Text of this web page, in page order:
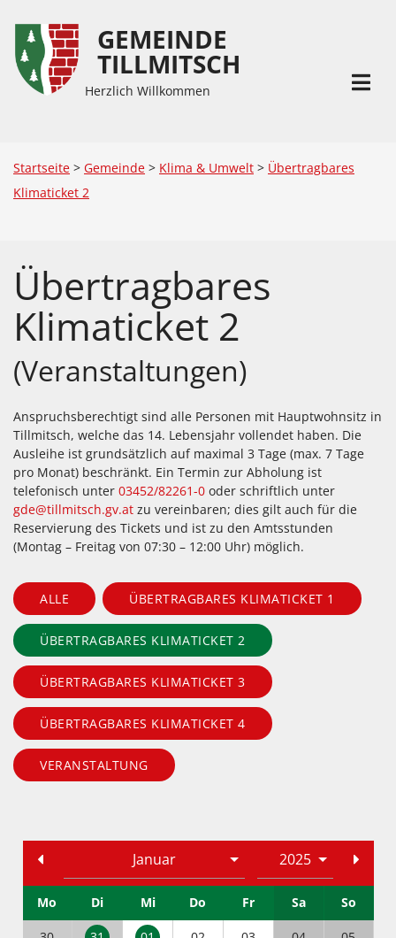
Inhalt
Accesskey
Hauptmenü
Accesskey
GEMEINDE
TILLMITSCH
Herzlich Willkommen
Startseite > Gemeinde > Klima & Umwelt > Übertragbares
Klimaticket 2
Übertragbares
Klimaticket 2
(Veranstaltungen)
Anspruchsberechtigt sind alle Personen mit Hauptwohnsitz in
Tillmitsch, welche das 14. Lebensjahr vollendet haben. Die
Ausleihe ist grundsätzlich auf maximal 3 Tage (max. 7 Tage
pro Monat) beschränkt. Ein Termin zur Abholung ist
telefonisch unter 03452/82261-0 oder schriftlich unter
gde@tillmitsch.gv.at zu vereinbaren; dies gilt auch für die
Reservierung des Tickets und ist zu den Amtsstunden
(Montag – Freitag von 07:30 – 12:00 Uhr) möglich.
ALLE ÜBERTRAGBARES KLIMATICKET 1
ÜBERTRAGBARES KLIMATICKET 2
ÜBERTRAGBARES KLIMATICKET 3
ÜBERTRAGBARES KLIMATICKET 4
VERANSTALTUNG
Mo Di Mi Do Fr Sa So